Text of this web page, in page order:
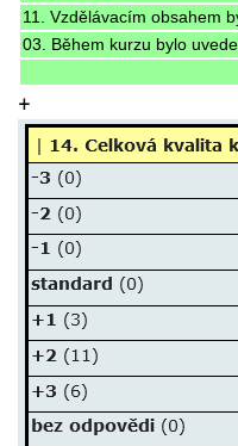
11. Vzdělávacím obsahem
03. Během kurzu bylo
+